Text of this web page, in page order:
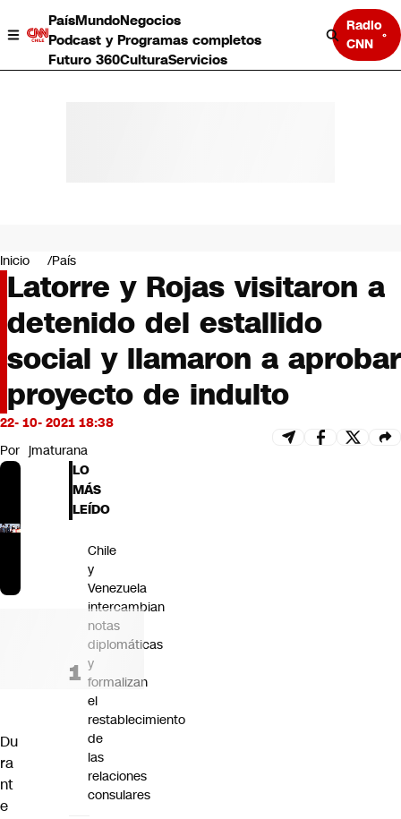
PaísMundoNegocios
Podcast y Programas completos
Futuro 360CulturaServicios
Radio
CNN
Negocios
Deportes
Programas completos
Cultura
Servicios
Bits
CNN tiempo
Futuro 360
Inicio País
Latorre y Rojas visitaron a
detenido del estallido
social y llamaron a aprobar
proyecto de indulto
22- 10- 2021 18:38
Por jmaturana
Du
ra
nt
e
LO
MÁS
LEÍDO
Chile
y
Venezuela
intercambian
notas
diplomáticas
y
formalizan
el
restablecimiento
de
las
relaciones
consulares